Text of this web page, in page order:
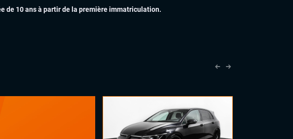
Jantes alu
Volant sport
de 10 ans à partir de la première immatriculation.